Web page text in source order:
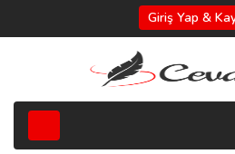
Giriş Yap &